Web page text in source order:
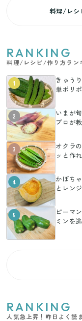
料理/レシ
RANKING
料理/レシピ/作り方ラン
1
きゅう
単ポリ
2
いまが
プロが
3
オクラ
ッと作
4
かぼち
とレン
5
ピーマ
ミンを
RANKING
人気急上昇！昨日よく読